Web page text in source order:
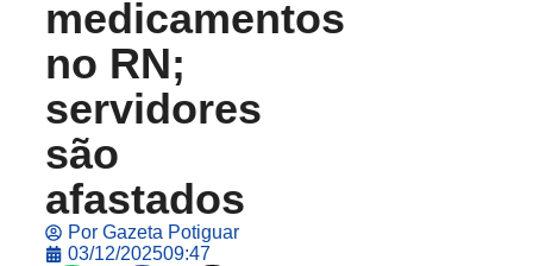
medicamentos
no RN;
servidores
são
afastados
Por Gazeta Potiguar
03/12/202509:47